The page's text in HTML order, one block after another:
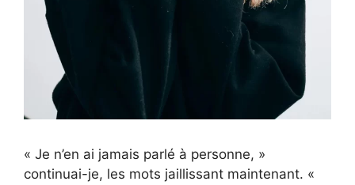
« Je n’en ai jamais parlé à personne, »
continuai-je, les mots jaillissant maintenant. «